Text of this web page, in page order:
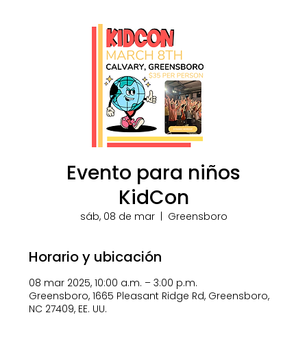
Evento para niños
KidCon
sáb, 08 de mar
  |
Greensboro
Horario y ubicación
08 mar 2025, 10:00 a.m. – 3:00 p.m.
Greensboro, 1665 Pleasant Ridge Rd, Greensboro,
NC 27409, EE. UU.